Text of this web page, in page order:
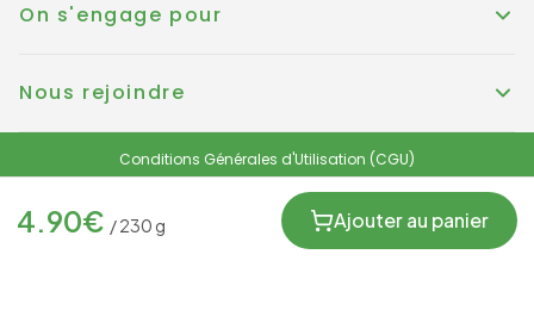
4.90€ /230 g Ajouter au panier
On s'engage pour
Nous rejoindre
Conditions Générales d'Utilisation (CGU)
Politique de CookiesMentions légales
Protection des données personnelles et RGPD
© KOUER France 2025